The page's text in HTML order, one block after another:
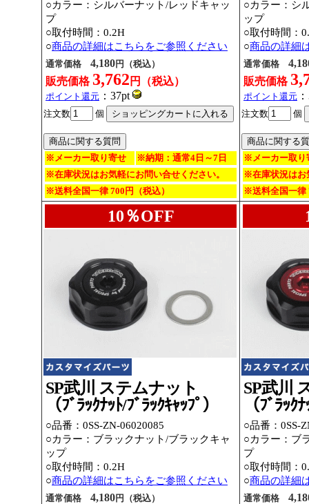
○カラー：シルバーナット/レッドキャッ
プ
○取付時間：0.2H
○商品の詳細はこちらをご参照ください
通常価格 4,180円（税込）
販売価格 3,762 円（税込）
ポイント還元 ：37pt
注文数 個
※メーカー取り寄せ
※納期：通常4日～7日
※在庫状況はお気軽にお問い合せください。
※送料全国一律 700円（税込）
○カラー：シ
ップ
○取付時間：
○商品の詳細
通常価格
販売価格
ポイント還元
注文数 個
※メーカー取り
※在庫状況はお
※送料全国一律
10％OFF
SP武川 ステムナット
（ﾌﾞﾗｯｸﾅｯﾄ/ﾌﾞﾗｯｸｷｬｯﾌﾟ）
○品番：0SS-ZN-06020085
○カラー：ブラックナット/ブラックキャ
ップ
○取付時間：0.2H
○商品の詳細はこちらをご参照ください
通常価格 4,180円（税込）
SP武川
（ﾌﾞﾗｯｸ
○品番：0SS-
○カラー：ブ
プ
○取付時間：
○商品の詳細
通常価格